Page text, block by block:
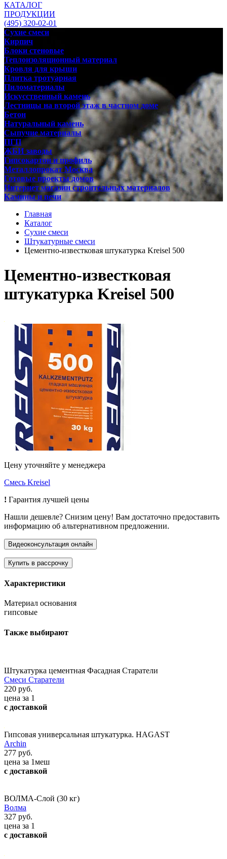
КАТАЛОГ
ПРОДУКЦИИ
(495) 320-02-01
Сухие смеси
Кирпич
Блоки стеновые
Теплоизоляционный материал
Кровля для крыши
Плитка тротуарная
Пиломатериалы
Искусственный камень
Лестницы на второй этаж в частном доме
Бетон
Натуральный камень
Сыпучие материалы
ПГП
ЖБИ заводы
Гипсокартон и профиль
Металлопрокат Москва
Готовые проекты домов
Интернет магазин строительных материалов
Камины и печи
Главная
Каталог
Сухие смеси
Штукатурные смеси
Цементно-известковая штукатурка Kreisel 500
Цементно-известковая
штукатурка Kreisel 500
Цену уточняйте у менеджера
Смесь Kreisel
! Гарантия лучшей цены
Нашли дешевле? Снизим цену! Вам достаточно предоставить
информацию об альтернативном предложении.
Характеристики
Материал основания
гипсовые
Также выбирают
Штукатурка цементная Фасадная Старатели
Смеси Старатели
220 руб.
цена за 1
с доставкой
Гипсовая универсальная штукатурка. HAGAST
Archin
277 руб.
цена за 1меш
с доставкой
ВОЛМА-Слой (30 кг)
Волма
327 руб.
цена за 1
с доставкой